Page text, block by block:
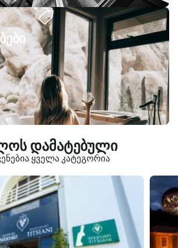
დამატებული
ყველა კატეგორია